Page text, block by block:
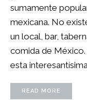
sumamente
mexicana. No
un local, bar,
comida de
esta
READ MORE